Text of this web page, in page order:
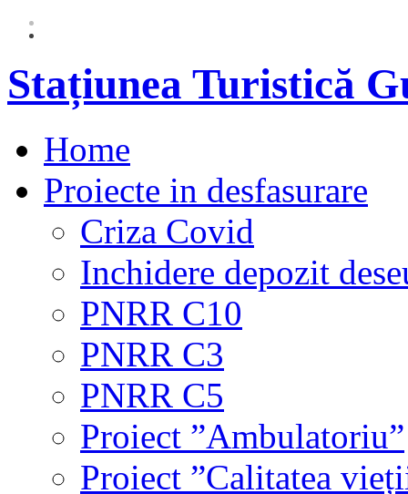
Stațiunea Turistică
Home
Proiecte in desfasurare
Criza Covid
Inchidere depozit
PNRR C10
PNRR C3
PNRR C5
Proiect ”Ambulatoriu”
Proiect ”Calitatea